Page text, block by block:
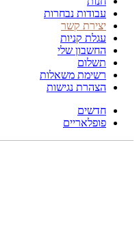
עבודות נבחרות
יצירת קשר
עגלת קניות
החשבון שלי
תשלום
רשימת משאלות
הצהרת נגישות
חדשים
פופלאריים